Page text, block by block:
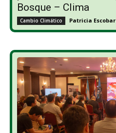
Bosque – Clima
Cambio Climático Patricia Escobar